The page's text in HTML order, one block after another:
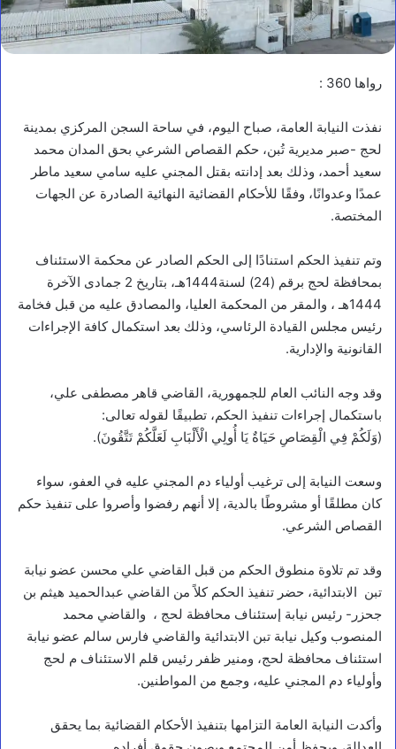
رواها 360 :
نفذت النيابة العامة، صباح اليوم، في ساحة السجن المركزي بمدينة
لحج -صبر مديرية تُبن، حكم القصاص الشرعي بحق المدان محمد
سعيد أحمد، وذلك بعد إدانته بقتل المجني عليه سامي سعيد ماطر
عمدًا وعدوانًا، وفقًا للأحكام القضائية النهائية الصادرة عن الجهات
المختصة.
وتم تنفيذ الحكم استنادًا إلى الحكم الصادر عن محكمة الاستئناف
بمحافظة لحج برقم (24) لسنة1444هـ، بتاريخ 2 جمادى الآخرة
1444هـ ، والمقر من المحكمة العليا، والمصادق عليه من قبل فخامة
رئيس مجلس القيادة الرئاسي، وذلك بعد استكمال كافة الإجراءات
القانونية والإدارية.
وقد وجه النائب العام للجمهورية، القاضي قاهر مصطفى علي،
باستكمال إجراءات تنفيذ الحكم، تطبيقًا لقوله تعالى:
(وَلَكُمْ فِي الْقِصَاصِ حَيَاةٌ يَا أُولِي الْأَلْبَابِ لَعَلَّكُمْ تَتَّقُونَ).
وسعت النيابة إلى ترغيب أولياء دم المجني عليه في العفو، سواء
كان مطلقًا أو مشروطًا بالدية، إلا أنهم رفضوا وأصروا على تنفيذ حكم
القصاص الشرعي.
وقد تم تلاوة منطوق الحكم من قبل القاضي علي محسن عضو نيابة
تبن الابتدائية، حضر تنفيذ الحكم كلاً من القاضي عبدالحميد هيثم بن
جحزر- رئيس نيابة إستئناف محافظة لحج ، والقاضي محمد
المنصوب وكيل نيابة تبن الابتدائية والقاضي فارس سالم عضو نيابة
استئناف محافظة لحج، ومنير ظفر رئيس قلم الاستئناف م لحج
وأولياء دم المجني عليه، وجمع من المواطنين.
وأكدت النيابة العامة التزامها بتنفيذ الأحكام القضائية بما يحقق
أخبار محلية
ر
ي
س
ج
ل
س
ل
ي